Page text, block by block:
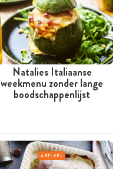
Natalies Italiaanse
weekmenu zonder lange
boodschappenlijst
ARTIKEL